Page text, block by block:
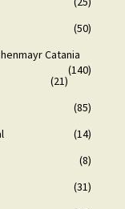
(50)
Catania
(140)
(21)
(85)
(14)
(8)
(31)